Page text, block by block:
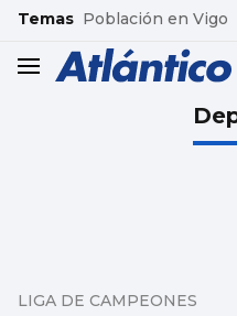
common.go-to-content
Temas Población en Vigo
header.menu.open
LIGA DE CAMPEONES